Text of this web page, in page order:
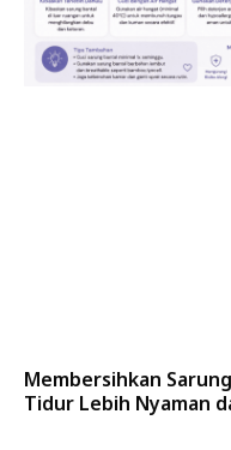
Membersihkan
Tidur Lebih Nyaman